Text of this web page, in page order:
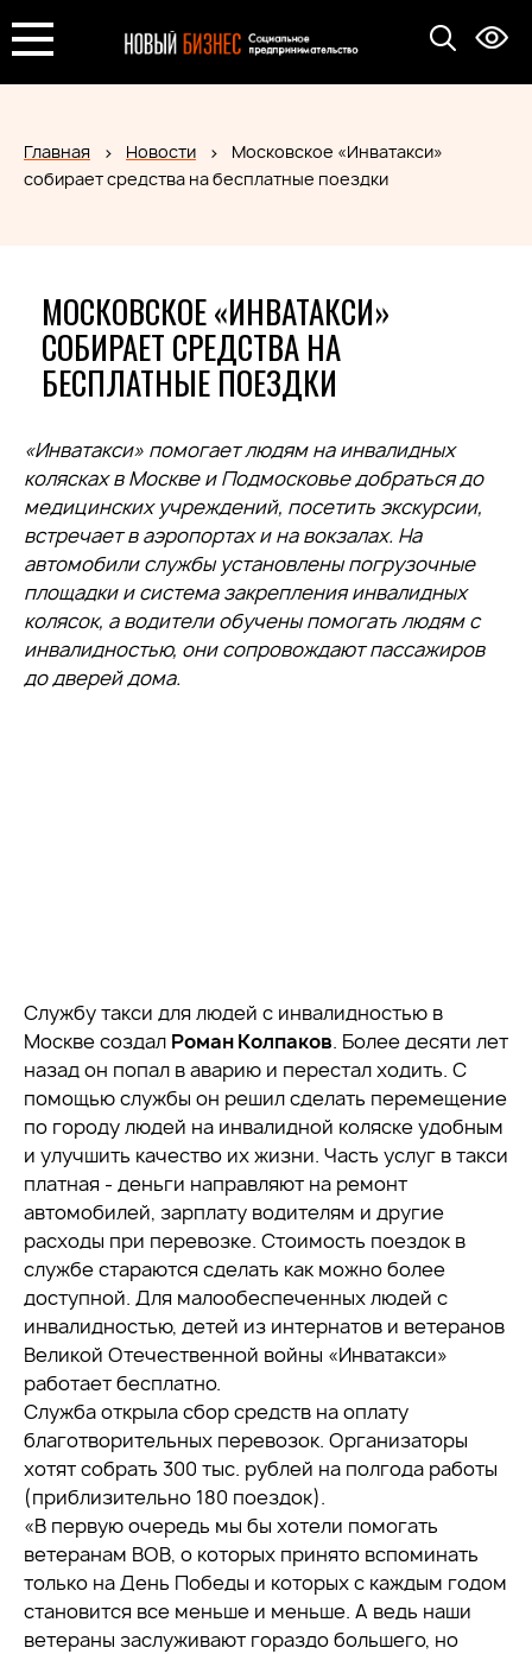
Главная Новости
Московское «Инватакси»
собирает средства на бесплатные поездки
МОСКОВСКОЕ «ИНВАТАКСИ»
СОБИРАЕТ СРЕДСТВА НА
БЕСПЛАТНЫЕ ПОЕЗДКИ
«Инватакси» помогает людям на инвалидных
колясках в Москве и Подмосковье добраться до
медицинских учреждений, посетить экскурсии,
встречает в аэропортах и на вокзалах. На
автомобили службы установлены погрузочные
площадки и система закрепления инвалидных
колясок, а водители обучены помогать людям с
инвалидностью, они сопровождают пассажиров
до дверей дома.
Службу такси для людей с инвалидностью в
Москве создал Роман Колпаков. Более десяти лет
назад он попал в аварию и перестал ходить. С
помощью службы он решил сделать перемещение
по городу людей на инвалидной коляске удобным
и улучшить качество их жизни. Часть услуг в такси
платная - деньги направляют на ремонт
автомобилей, зарплату водителям и другие
расходы при перевозке. Стоимость поездок в
службе стараются сделать как можно более
доступной. Для малообеспеченных людей с
инвалидностью, детей из интернатов и ветеранов
Великой Отечественной войны «Инватакси»
работает бесплатно.
Служба открыла сбор средств на оплату
благотворительных перевозок. Организаторы
хотят собрать 300 тыс. рублей на полгода работы
(приблизительно 180 поездок).
«В первую очередь мы бы хотели помогать
ветеранам ВОВ, о которых принято вспоминать
только на День Победы и которых с каждым годом
становится все меньше и меньше. А ведь наши
ветераны заслуживают гораздо большего, но